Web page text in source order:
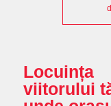
Locuința
viitorului